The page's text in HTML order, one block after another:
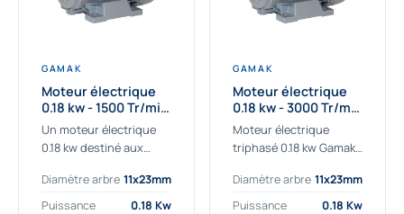
GAMAK
Moteur électrique
0.18 kw - 1500 Tr/min
- 230/400V - IE2
Un moteur électrique
0.18 kw destiné aux
exigeantes. Fort de
nombreuses années
Diamètre arbre 11x23mm
Puissance
0.18 Kw
GAMAK
Moteur électrique
0.18 kw - 3000 Tr/min
- 230/400V - IE2
Moteur électrique
triphasé 0.18 kw Gamak,
professionnelle
indispensable à vos
Diamètre arbre 11x23mm
Puissance
0.18 Kw